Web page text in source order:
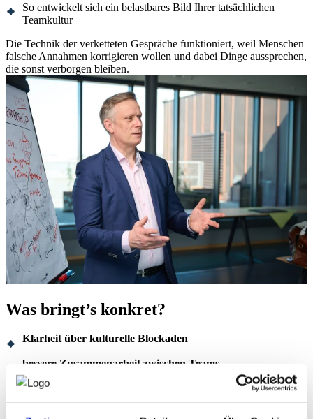
So entwickelt sich ein belastbares Bild Ihrer tatsächlichen
Teamkultur
Die Technik der verketteten Gespräche funktioniert, weil Menschen
falsche Annahmen korrigieren wollen und dabei Dinge aussprechen,
die sonst verborgen bleiben.
Was bringt’s konkret?
Klarheit über kulturelle Blockaden
bessere Zusammenarbeit zwischen Teams
höhere Veränderungsfähigkeit
schnellere Entscheidungen